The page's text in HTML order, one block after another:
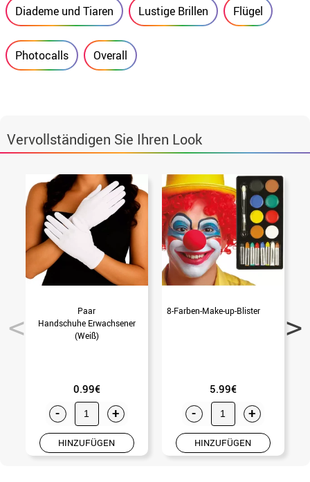
Diademe und Tiaren Lustige Brillen Flügel
Photocalls Overall
Vervollständigen Sie Ihren Look
Paar
Handschuhe Erwachsener
(Weiß)
0.99€
- +
HINZUFÜGEN
8-Farben-Make-up-Blister
5.99€
- +
HINZUFÜGEN